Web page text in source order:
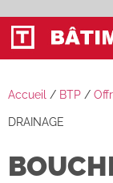
Accueil / BTP /
DRAINAGE